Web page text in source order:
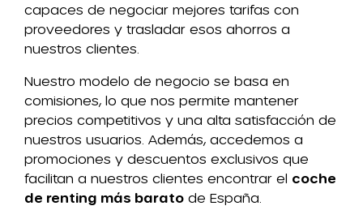
capaces de negociar mejores tarifas con
proveedores y trasladar esos ahorros a
nuestros clientes.
Nuestro modelo de negocio se basa en
comisiones, lo que nos permite mantener
precios competitivos y una alta satisfacción de
nuestros usuarios. Además, accedemos a
promociones y descuentos exclusivos que
facilitan a nuestros clientes encontrar el coche
de renting más barato de España.